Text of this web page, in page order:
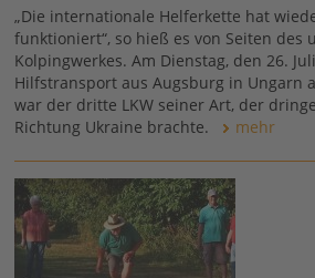
„Die internationale Helferkette hat
funktioniert“, so hieß es von Seiten des
Kolpingwerkes. Am Dienstag, den 26.
Hilfstransport aus Augsburg in Ungarn
war der dritte LKW seiner Art, der
Richtung Ukraine brachte.
mehr